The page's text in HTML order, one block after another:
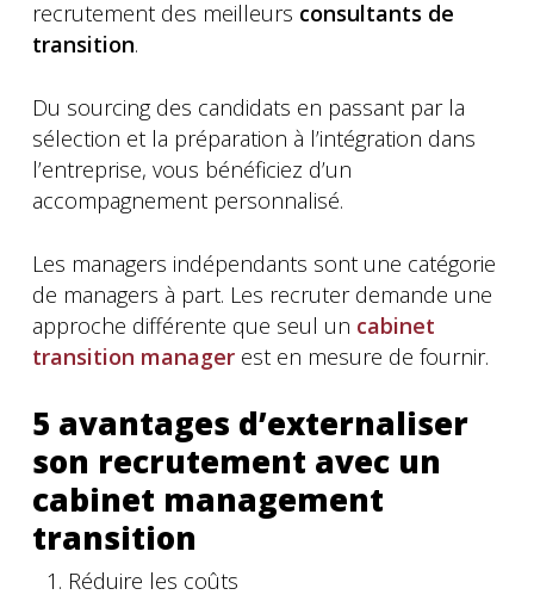
recrutement des meilleurs consultants de
transition.
Du sourcing des candidats en passant par la
sélection et la préparation à l’intégration dans
l’entreprise, vous bénéficiez d’un
accompagnement personnalisé.
Les managers indépendants sont une catégorie
de managers à part. Les recruter demande une
approche différente que seul un cabinet
transition managerest en mesure de fournir.
5 avantages d’externaliser
son recrutement avec un
cabinet management
transition
Réduire les coûts